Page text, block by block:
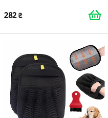
282